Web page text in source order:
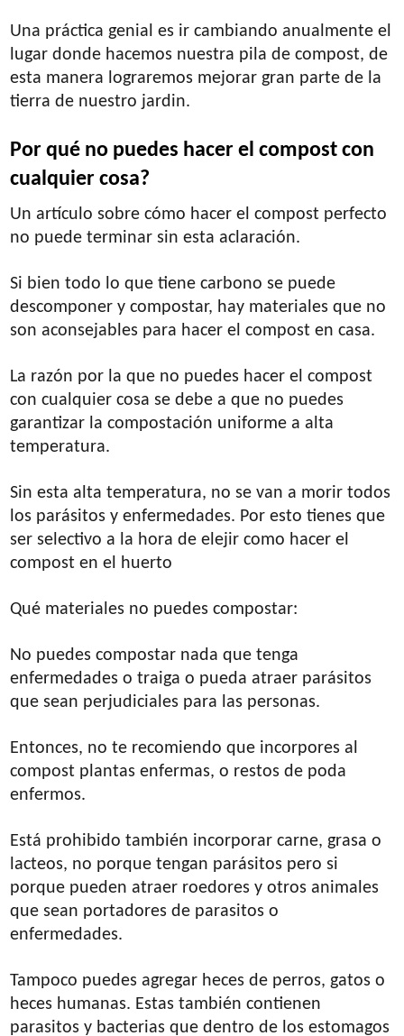
Una práctica genial es ir cambiando anualmente el
lugar donde hacemos nuestra pila de compost, de
esta manera lograremos mejorar gran parte de la
tierra de nuestro jardin.
Por qué no puedes hacer el compost con
cualquier cosa?
Un artículo sobre cómo hacer el compost perfecto
no puede terminar sin esta aclaración.
Si bien todo lo que tiene carbono se puede
descomponer y compostar, hay materiales que no
son aconsejables para hacer el compost en casa.
La razón por la que no puedes hacer el compost
con cualquier cosa se debe a que no puedes
garantizar la compostación uniforme a alta
temperatura.
Sin esta alta temperatura, no se van a morir todos
los parásitos y enfermedades. Por esto tienes que
ser selectivo a la hora de elejir como hacer el
compost en el huerto
Qué materiales no puedes compostar:
No puedes compostar nada que tenga
enfermedades o traiga o pueda atraer parásitos
que sean perjudiciales para las personas.
Entonces, no te recomiendo que incorpores al
compost plantas enfermas, o restos de poda
enfermos.
Está prohibido también incorporar carne, grasa o
lacteos, no porque tengan parásitos pero si
porque pueden atraer roedores y otros animales
que sean portadores de parasitos o
enfermedades.
Tampoco puedes agregar heces de perros, gatos o
heces humanas. Estas también contienen
parasitos y bacterias que dentro de los estomagos